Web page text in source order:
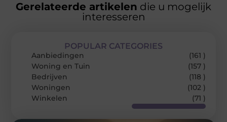
Gerelateerde artikelen die u mogelijk
interesseren
POPULAR CATEGORIES
Aanbiedingen
(161 )
Woning en Tuin
(157 )
Bedrijven
(118 )
Woningen
(102 )
Winkelen
(71 )